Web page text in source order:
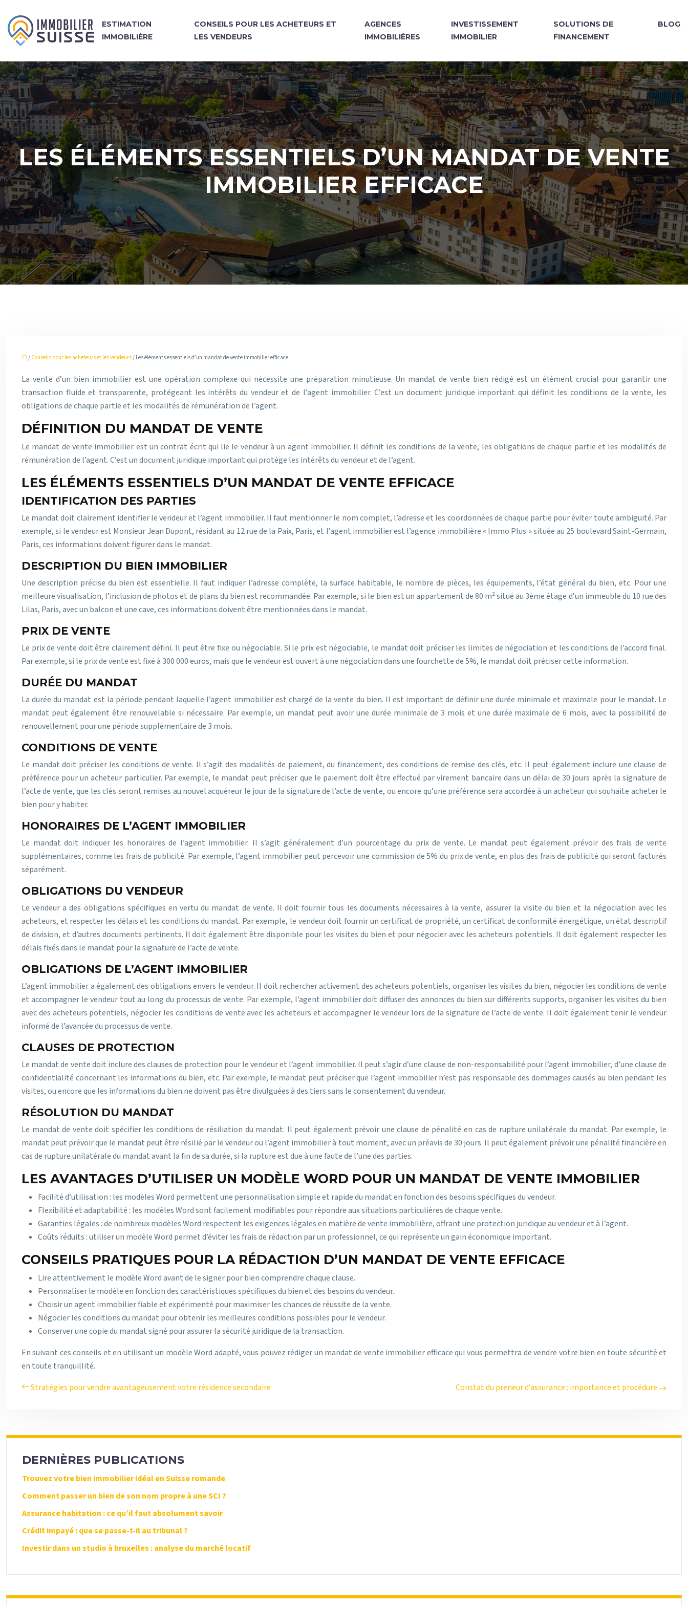
ESTIMATION
IMMOBILIÈRE
CONSEILS POUR LES ACHETEURS ET
LES VENDEURS
AGENCES
IMMOBILIÈRES
INVESTISSEMENT
IMMOBILIER
SOLUTIONS DE
FINANCEMENT
BLOG
LES ÉLÉMENTS ESSENTIELS D’UN MANDAT DE VENTE
IMMOBILIER EFFICACE
/ Conseils pour les acheteurs et les vendeurs/ Les éléments essentiels d’un mandat de vente immobilier efficace
La vente d’un bien immobilier est une opération complexe qui nécessite une préparation minutieuse. Un mandat de vente bien rédigé est un élément crucial pour garantir une
transaction fluide et transparente, protégeant les intérêts du vendeur et de l’agent immobilier. C’est un document juridique important qui définit les conditions de la vente, les
obligations de chaque partie et les modalités de rémunération de l’agent.
DÉFINITION DU MANDAT DE VENTE
Le mandat de vente immobilier est un contrat écrit qui lie le vendeur à un agent immobilier. Il définit les conditions de la vente, les obligations de chaque partie et les modalités de
rémunération de l’agent. C’est un document juridique important qui protège les intérêts du vendeur et de l’agent.
LES ÉLÉMENTS ESSENTIELS D’UN MANDAT DE VENTE EFFICACE
IDENTIFICATION DES PARTIES
Le mandat doit clairement identifier le vendeur et l’agent immobilier. Il faut mentionner le nom complet, l’adresse et les coordonnées de chaque partie pour éviter toute ambiguïté. Par
exemple, si le vendeur est Monsieur Jean Dupont, résidant au 12 rue de la Paix, Paris, et l’agent immobilier est l’agence immobilière « Immo Plus » située au 25 boulevard Saint-Germain,
Paris, ces informations doivent figurer dans le mandat.
DESCRIPTION DU BIEN IMMOBILIER
Une description précise du bien est essentielle. Il faut indiquer l’adresse complète, la surface habitable, le nombre de pièces, les équipements, l’état général du bien, etc. Pour une
meilleure visualisation, l’inclusion de photos et de plans du bien est recommandée. Par exemple, si le bien est un appartement de 80 m² situé au 3ème étage d’un immeuble du 10 rue des
Lilas, Paris, avec un balcon et une cave, ces informations doivent être mentionnées dans le mandat.
PRIX DE VENTE
Le prix de vente doit être clairement défini. Il peut être fixe ou négociable. Si le prix est négociable, le mandat doit préciser les limites de négociation et les conditions de l’accord final.
Par exemple, si le prix de vente est fixé à 300 000 euros, mais que le vendeur est ouvert à une négociation dans une fourchette de 5%, le mandat doit préciser cette information.
DURÉE DU MANDAT
La durée du mandat est la période pendant laquelle l’agent immobilier est chargé de la vente du bien. Il est important de définir une durée minimale et maximale pour le mandat. Le
mandat peut également être renouvelable si nécessaire. Par exemple, un mandat peut avoir une durée minimale de 3 mois et une durée maximale de 6 mois, avec la possibilité de
renouvellement pour une période supplémentaire de 3 mois.
CONDITIONS DE VENTE
Le mandat doit préciser les conditions de vente. Il s’agit des modalités de paiement, du financement, des conditions de remise des clés, etc. Il peut également inclure une clause de
préférence pour un acheteur particulier. Par exemple, le mandat peut préciser que le paiement doit être effectué par virement bancaire dans un délai de 30 jours après la signature de
l’acte de vente, que les clés seront remises au nouvel acquéreur le jour de la signature de l’acte de vente, ou encore qu’une préférence sera accordée à un acheteur qui souhaite acheter le
bien pour y habiter.
HONORAIRES DE L’AGENT IMMOBILIER
Le mandat doit indiquer les honoraires de l’agent immobilier. Il s’agit généralement d’un pourcentage du prix de vente. Le mandat peut également prévoir des frais de vente
supplémentaires, comme les frais de publicité. Par exemple, l’agent immobilier peut percevoir une commission de 5% du prix de vente, en plus des frais de publicité qui seront facturés
séparément.
OBLIGATIONS DU VENDEUR
Le vendeur a des obligations spécifiques en vertu du mandat de vente. Il doit fournir tous les documents nécessaires à la vente, assurer la visite du bien et la négociation avec les
acheteurs, et respecter les délais et les conditions du mandat. Par exemple, le vendeur doit fournir un certificat de propriété, un certificat de conformité énergétique, un état descriptif
de division, et d’autres documents pertinents. Il doit également être disponible pour les visites du bien et pour négocier avec les acheteurs potentiels. Il doit également respecter les
délais fixés dans le mandat pour la signature de l’acte de vente.
OBLIGATIONS DE L’AGENT IMMOBILIER
L’agent immobilier a également des obligations envers le vendeur. Il doit rechercher activement des acheteurs potentiels, organiser les visites du bien, négocier les conditions de vente
et accompagner le vendeur tout au long du processus de vente. Par exemple, l’agent immobilier doit diffuser des annonces du bien sur différents supports, organiser les visites du bien
avec des acheteurs potentiels, négocier les conditions de vente avec les acheteurs et accompagner le vendeur lors de la signature de l’acte de vente. Il doit également tenir le vendeur
informé de l’avancée du processus de vente.
CLAUSES DE PROTECTION
Le mandat de vente doit inclure des clauses de protection pour le vendeur et l’agent immobilier. Il peut s’agir d’une clause de non-responsabilité pour l’agent immobilier, d’une clause de
confidentialité concernant les informations du bien, etc. Par exemple, le mandat peut préciser que l’agent immobilier n’est pas responsable des dommages causés au bien pendant les
visites, ou encore que les informations du bien ne doivent pas être divulguées à des tiers sans le consentement du vendeur.
RÉSOLUTION DU MANDAT
Le mandat de vente doit spécifier les conditions de résiliation du mandat. Il peut également prévoir une clause de pénalité en cas de rupture unilatérale du mandat. Par exemple, le
mandat peut prévoir que le mandat peut être résilié par le vendeur ou l’agent immobilier à tout moment, avec un préavis de 30 jours. Il peut également prévoir une pénalité financière en
cas de rupture unilatérale du mandat avant la fin de sa durée, si la rupture est due à une faute de l’une des parties.
LES AVANTAGES D’UTILISER UN MODÈLE WORD POUR UN MANDAT DE VENTE IMMOBILIER
Facilité d’utilisation : les modèles Word permettent une personnalisation simple et rapide du mandat en fonction des besoins spécifiques du vendeur.
Flexibilité et adaptabilité : les modèles Word sont facilement modifiables pour répondre aux situations particulières de chaque vente.
Garanties légales : de nombreux modèles Word respectent les exigences légales en matière de vente immobilière, offrant une protection juridique au vendeur et à l’agent.
Coûts réduits : utiliser un modèle Word permet d’éviter les frais de rédaction par un professionnel, ce qui représente un gain économique important.
CONSEILS PRATIQUES POUR LA RÉDACTION D’UN MANDAT DE VENTE EFFICACE
Lire attentivement le modèle Word avant de le signer pour bien comprendre chaque clause.
Personnaliser le modèle en fonction des caractéristiques spécifiques du bien et des besoins du vendeur.
Choisir un agent immobilier fiable et expérimenté pour maximiser les chances de réussite de la vente.
Négocier les conditions du mandat pour obtenir les meilleures conditions possibles pour le vendeur.
Conserver une copie du mandat signé pour assurer la sécurité juridique de la transaction.
En suivant ces conseils et en utilisant un modèle Word adapté, vous pouvez rédiger un mandat de vente immobilier efficace qui vous permettra de vendre votre bien en toute sécurité et
en toute tranquillité.
Stratégies pour vendre avantageusement votre résidence secondaire
Constat du preneur d’assurance : importance et procédure
DERNIÈRES PUBLICATIONS
Trouvez votre bien immobilier idéal en Suisse romande
Comment passer un bien de son nom propre à une SCI ?
Assurance habitation : ce qu’il faut absolument savoir
Crédit impayé : que se passe-t-il au tribunal ?
Investir dans un studio à bruxelles : analyse du marché locatif